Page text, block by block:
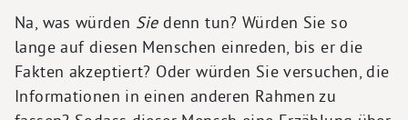
Na, was würden Siedenn tun? Würden Sie so
lange auf diesen Menschen einreden, bis er die
Fakten akzeptiert? Oder würden Sie versuchen, die
Informationen in einen anderen Rahmen zu